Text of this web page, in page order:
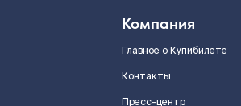
Компания
Главное о Купибилете
Контакты
Пресс-центр